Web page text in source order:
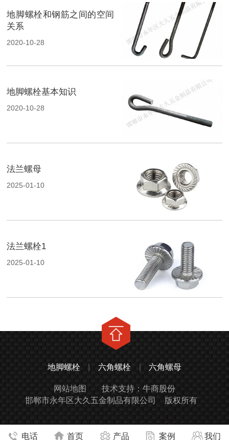
地脚螺栓和钢筋之间的空间
关系
2020-10-28
地脚螺栓基本知识
2020-10-28
法兰螺母
2025-01-10
法兰螺栓1
2025-01-10
地脚螺栓 六角螺栓 六角螺母
网站地图
技术支持：牛商股份
邯郸市永年区大久五金制品有限公司
版权所有
电话 首页 产品 案例 我们